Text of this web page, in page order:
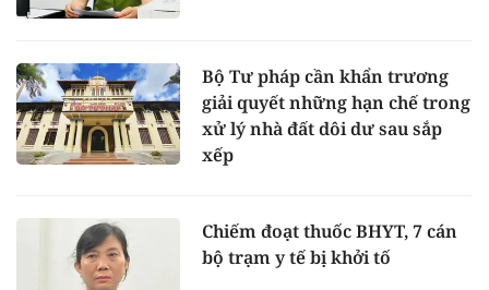
Bộ Tư pháp cần khẩn trương
giải quyết những hạn chế trong
xử lý nhà đất dôi dư sau sắp
xếp
Chiếm đoạt thuốc BHYT, 7 cán
bộ trạm y tế bị khởi tố